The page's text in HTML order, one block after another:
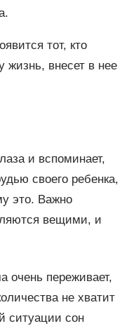
тот, кто
жизнь, внесет в нее
и вспоминает,
своего ребенка,
это. Важно
вещими, и
очень переживает,
не хватит
ситуации сон